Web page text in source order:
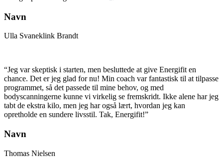
Navn
Ulla Svaneklink Brandt
“Jeg var skeptisk i starten, men besluttede at give Energifit en
chance. Det er jeg glad for nu! Min coach var fantastisk til at tilpasse
programmet, så det passede til mine behov, og med
bodyscanningerne kunne vi virkelig se fremskridt. Ikke alene har jeg
tabt de ekstra kilo, men jeg har også lært, hvordan jeg kan
opretholde en sundere livsstil. Tak, Energifit!”
Navn
Thomas Nielsen